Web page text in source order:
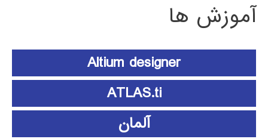
آموزش ها
Altium designer
ATLAS.ti
آلمان